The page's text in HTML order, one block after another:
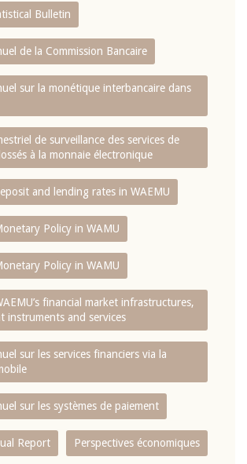
Bulletin
de la Commission Bancaire
sur la monétique interbancaire dans
de surveillance des services de
à la monnaie électronique
and lending rates in WAEMU
Policy in WAMU
Policy in WAMU
financial market infrastructures,
instruments and services
sur les services financiers via la
sur les systèmes de paiement
Report Perspectives économiques